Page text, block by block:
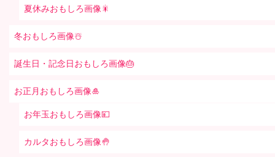
夏休みおもしろ画像🎇
冬おもしろ画像☃️
誕生日・記念日おもしろ画像🎂
お正月おもしろ画像🎍
お年玉おもしろ画像💴
カルタおもしろ画像🤚